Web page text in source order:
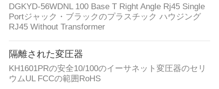
DGKYD-56WDNL 100 Base T Right Angle Rj45 Single
Portジャック・ブラックのプラスチック ハウジング
RJ45 Without Transformer
隔離された変圧器
KH1601PRの安全10/100のイーサネット変圧器のセリ
ウムUL FCCの範囲RoHS